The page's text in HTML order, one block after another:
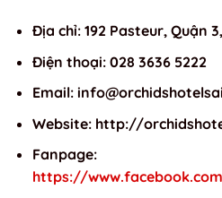
Địa chỉ: 192 Pasteur, Quận 3,
Điện thoại: 028 3636 5222
Email:
Website: http://
Fanpage:
https://